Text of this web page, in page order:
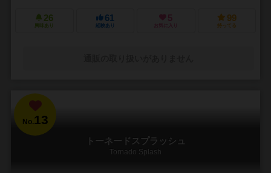
26
興味あり
61
経験あり
5
お気に入り
99
持ってる
No.13
トーネードスプラッシュ
Tornado Splash